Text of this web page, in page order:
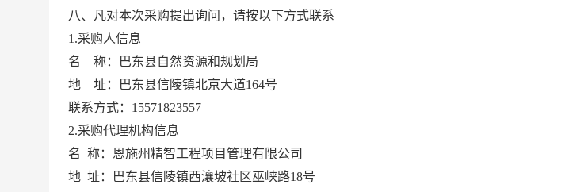
八、凡对本次采购提出询问，请按以下方式联系
1.采购人信息
名
称：巴东县自然资源和规划局
地
址：巴东县信陵镇北京大道164号
联系方式： 15571823557
2.采购代理机构信息
名 称：恩施州精智工程项目管理有限公司
地 址：巴东县信陵镇西瀼坡社区巫峡路18号